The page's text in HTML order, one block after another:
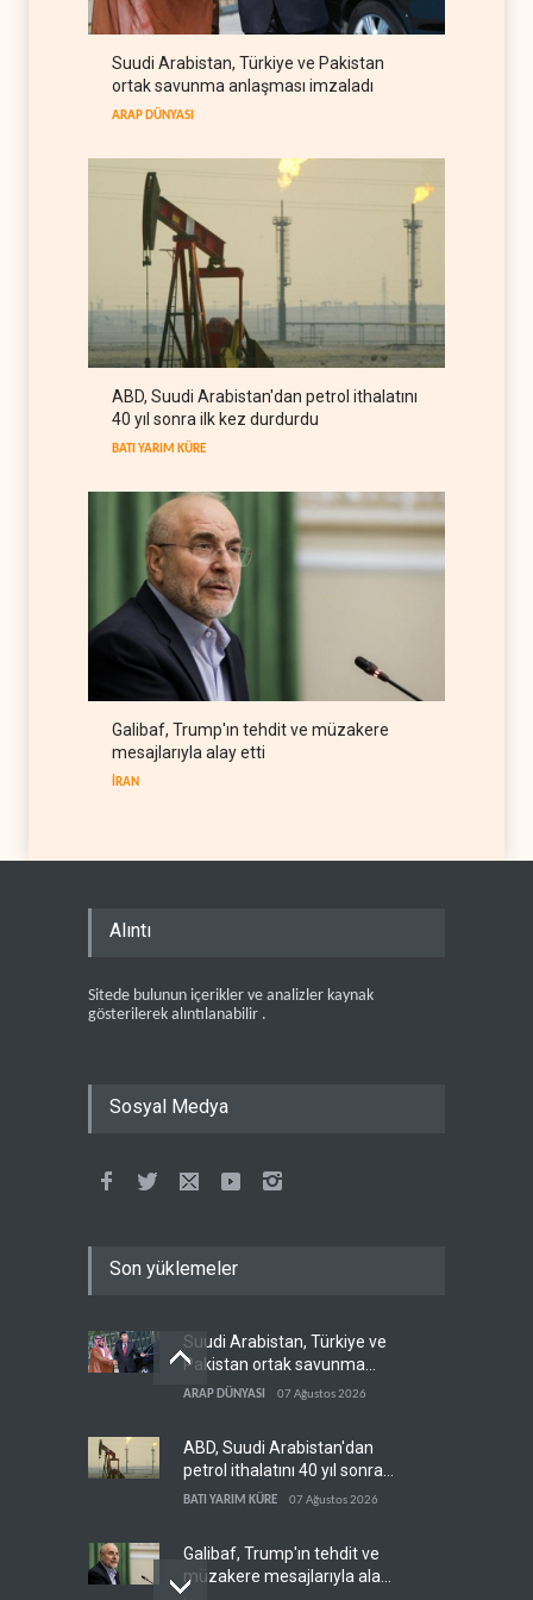
FİLİSTİN 07 Ağustos 2026
UNICEF: Gazze'de
ateşkesten bu yana 300
İsrail'den Gazze'ye tank,
topçu ve İHA saldırıları
07 Ağustos 2026
Yemen: Suudi kara harekâtı
önleyici saldırıyla engellendi
YEMEN 07 Ağustos 2026
ağır darbe, yüzlerce asker
öldü
Suudi Arabistan, Türkiye ve Pakistan
ortak savunma anlaşması imzaladı
ARAP DÜNYASI
ABD, Suudi Arabistan'dan petrol ithalatını
40 yıl sonra ilk kez durdurdu
BATI YARIM KÜRE
Galibaf, Trump'ın tehdit ve müzakere
mesajlarıyla alay etti
İRAN
Alıntı
Sitede bulunun içerikler ve analizler kaynak
gösterilerek alıntılanabilir .
Sosyal Medya
Son yüklemeler
Suudi Arabistan, Türkiye ve
Pakistan ortak savunma
anlaşması imzaladı
ARAP DÜNYASI 07 Ağustos 2026
ABD, Suudi Arabistan'dan
petrol ithalatını 40 yıl sonra
ilk kez durdurdu
BATI YARIM KÜRE 07 Ağustos 2026
Galibaf, Trump'ın tehdit ve
müzakere mesajlarıyla alay